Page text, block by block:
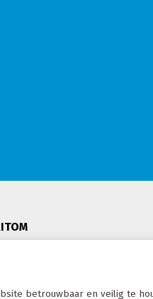
betrouwbaar en veilig te
050